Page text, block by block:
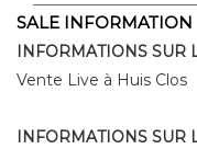
SALE INFORMATION
INFORMATIONS SUR
Vente Live à Huis Clos
INFORMATIONS SUR